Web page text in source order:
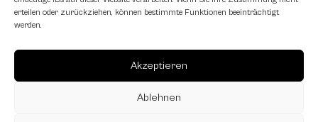
erteilen oder zurückziehen, können bestimmte Funktionen beeinträchtigt
werden.
Akzeptieren
Ablehnen
Schachfreundliche Lokale